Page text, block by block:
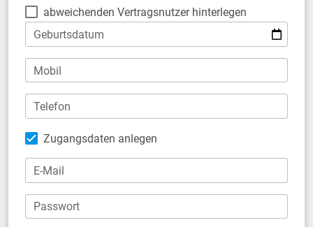
abweichenden Vertragsnutzer hinterlegen
Geburtsdatum
Mobil
Telefon
Zugangsdaten anlegen
E-Mail
Passwort